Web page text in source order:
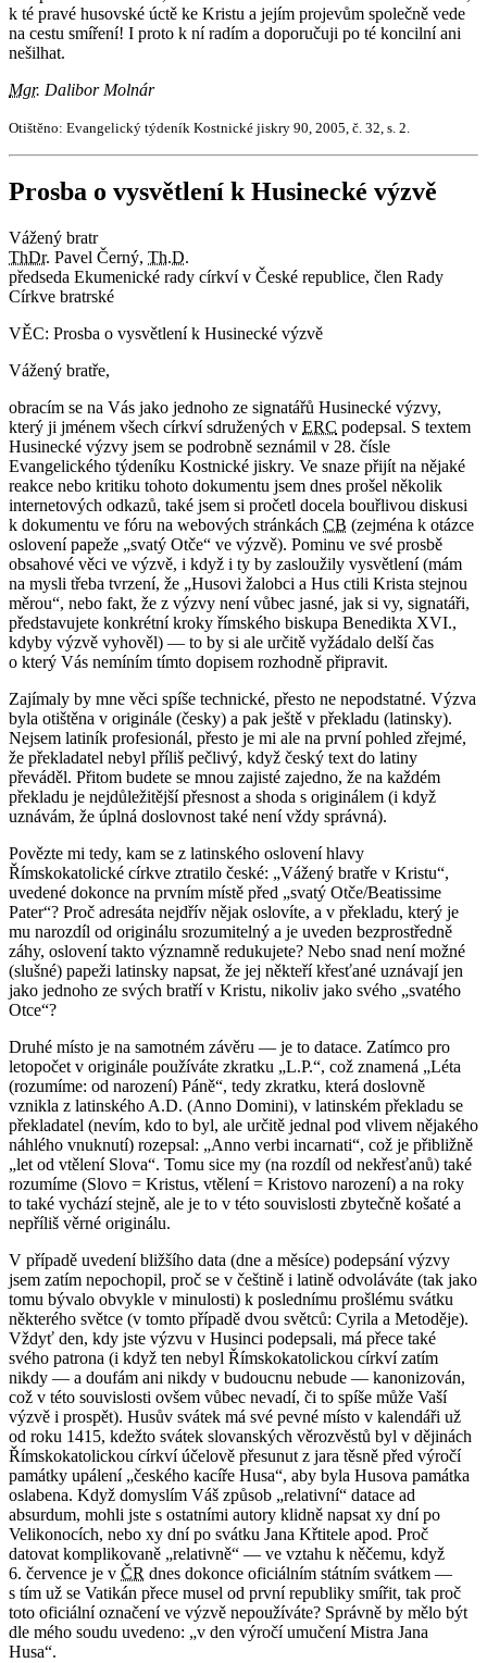
k té pravé husovské úctě ke Kristu a jejím projevům společně vede
na cestu smíření! I proto k ní radím a doporučuji po té koncilní ani
nešilhat.
Mgr. Dalibor Molnár
Otištěno: Evangelický týdeník Kostnické jiskry 90, 2005, č. 32, s. 2.
Prosba o vysvětlení k Husinecké výzvě
Vážený bratr
ThDr. Pavel Černý, Th.D.
předseda Ekumenické rady církví v České republice, člen Rady
Církve bratrské
VĚC: Prosba o vysvětlení k Husinecké výzvě
Vážený bratře,
obracím se na Vás jako jednoho ze signatářů Husinecké výzvy,
který ji jménem všech církví sdružených v ERC podepsal. S textem
Husinecké výzvy jsem se podrobně seznámil v 28. čísle
Evangelického týdeníku Kostnické jiskry. Ve snaze přijít na nějaké
reakce nebo kritiku tohoto dokumentu jsem dnes prošel několik
internetových odkazů, také jsem si pročetl docela bouřlivou diskusi
k dokumentu ve fóru na webových stránkách CB (zejména k otázce
oslovení papeže „svatý Otče“ ve výzvě). Pominu ve své prosbě
obsahové věci ve výzvě, i když i ty by zasloužily vysvětlení (mám
na mysli třeba tvrzení, že „Husovi žalobci a Hus ctili Krista stejnou
měrou“, nebo fakt, že z výzvy není vůbec jasné, jak si vy, signatáři,
představujete konkrétní kroky římského biskupa Benedikta XVI.,
kdyby výzvě vyhověl) — to by si ale určitě vyžádalo delší čas
o který Vás nemíním tímto dopisem rozhodně připravit.
Zajímaly by mne věci spíše technické, přesto ne nepodstatné. Výzva
byla otištěna v originále (česky) a pak ještě v překladu (latinsky).
Nejsem latiník profesionál, přesto je mi ale na první pohled zřejmé,
že překladatel nebyl příliš pečlivý, když český text do latiny
převáděl. Přitom budete se mnou zajisté zajedno, že na každém
překladu je nejdůležitější přesnost a shoda s originálem (i když
uznávám, že úplná doslovnost také není vždy správná).
Povězte mi tedy, kam se z latinského oslovení hlavy
Římskokatolické církve ztratilo české: „Vážený bratře v Kristu“,
uvedené dokonce na prvním místě před „svatý Otče/Beatissime
Pater“? Proč adresáta nejdřív nějak oslovíte, a v překladu, který je
mu narozdíl od originálu srozumitelný a je uveden bezprostředně
záhy, oslovení takto významně redukujete? Nebo snad není možné
(slušné) papeži latinsky napsat, že jej někteří křesťané uznávají jen
jako jednoho ze svých bratří v Kristu, nikoliv jako svého „svatého
Otce“?
Druhé místo je na samotném závěru — je to datace. Zatímco pro
letopočet v originále používáte zkratku „L.P.“, což znamená „Léta
(rozumíme: od narození) Páně“, tedy zkratku, která doslovně
vznikla z latinského A.D. (Anno Domini), v latinském překladu se
překladatel (nevím, kdo to byl, ale určitě jednal pod vlivem nějakého
náhlého vnuknutí) rozepsal: „Anno verbi incarnati“, což je přibližně
„let od vtělení Slova“. Tomu sice my (na rozdíl od nekřesťanů) také
rozumíme (Slovo = Kristus, vtělení = Kristovo narození) a na roky
to také vychází stejně, ale je to v této souvislosti zbytečně košaté a
nepříliš věrné originálu.
V případě uvedení bližšího data (dne a měsíce) podepsání výzvy
jsem zatím nepochopil, proč se v češtině i latině odvoláváte (tak jako
tomu bývalo obvykle v minulosti) k poslednímu prošlému svátku
některého světce (v tomto případě dvou světců: Cyrila a Metoděje).
Vždyť den, kdy jste výzvu v Husinci podepsali, má přece také
svého patrona (i když ten nebyl Římskokatolickou církví zatím
nikdy — a doufám ani nikdy v budoucnu nebude — kanonizován,
což v této souvislosti ovšem vůbec nevadí, či to spíše může Vaší
výzvě i prospět). Husův svátek má své pevné místo v kalendáři už
od roku 1415, kdežto svátek slovanských věrozvěstů byl v dějinách
Římskokatolickou církví účelově přesunut z jara těsně před výročí
památky upálení „českého kacíře Husa“, aby byla Husova památka
oslabena. Když domyslím Váš způsob „relativní“ datace ad
absurdum, mohli jste s ostatními autory klidně napsat xy dní po
Velikonocích, nebo xy dní po svátku Jana Křtitele apod. Proč
datovat komplikovaně „relativně“ — ve vztahu k něčemu, když
6. července je v ČR dnes dokonce oficiálním státním svátkem —
s tím už se Vatikán přece musel od první republiky smířit, tak proč
toto oficiální označení ve výzvě nepoužíváte? Správně by mělo být
dle mého soudu uvedeno: „v den výročí umučení Mistra Jana
Husa“.